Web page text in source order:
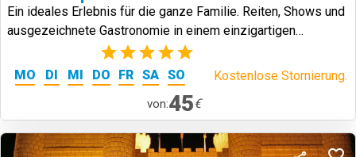
Ein ideales Erlebnis für die ganze Familie. Reiten, Shows und
ausgezeichnete Gastronomie in einem einzigartigen
Reitsportzentrum auf Teneriffa. (1)
MO DI MI DO FR SA SO Kostenlose Stornierung.
von:45€